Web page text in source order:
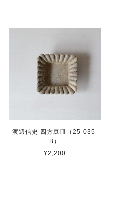
渡辺信史 四方豆皿（25-035-
B）
¥2,200